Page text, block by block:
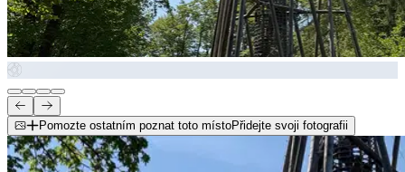
Pomozte ostatním poznat toto místoPřidejte svoji fotografii